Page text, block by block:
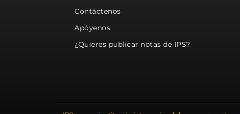
Contáctenos
Apóyenos
¿Quieres publicar notas de IPS?